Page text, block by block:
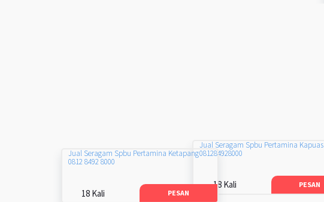
Jual Seragam Spbu Pertamina Kapuas
081284928000
18 Kali PESAN
Jual Seragam Spbu Pertamina Ketapang
0812 8492 8000
18 Kali PESAN